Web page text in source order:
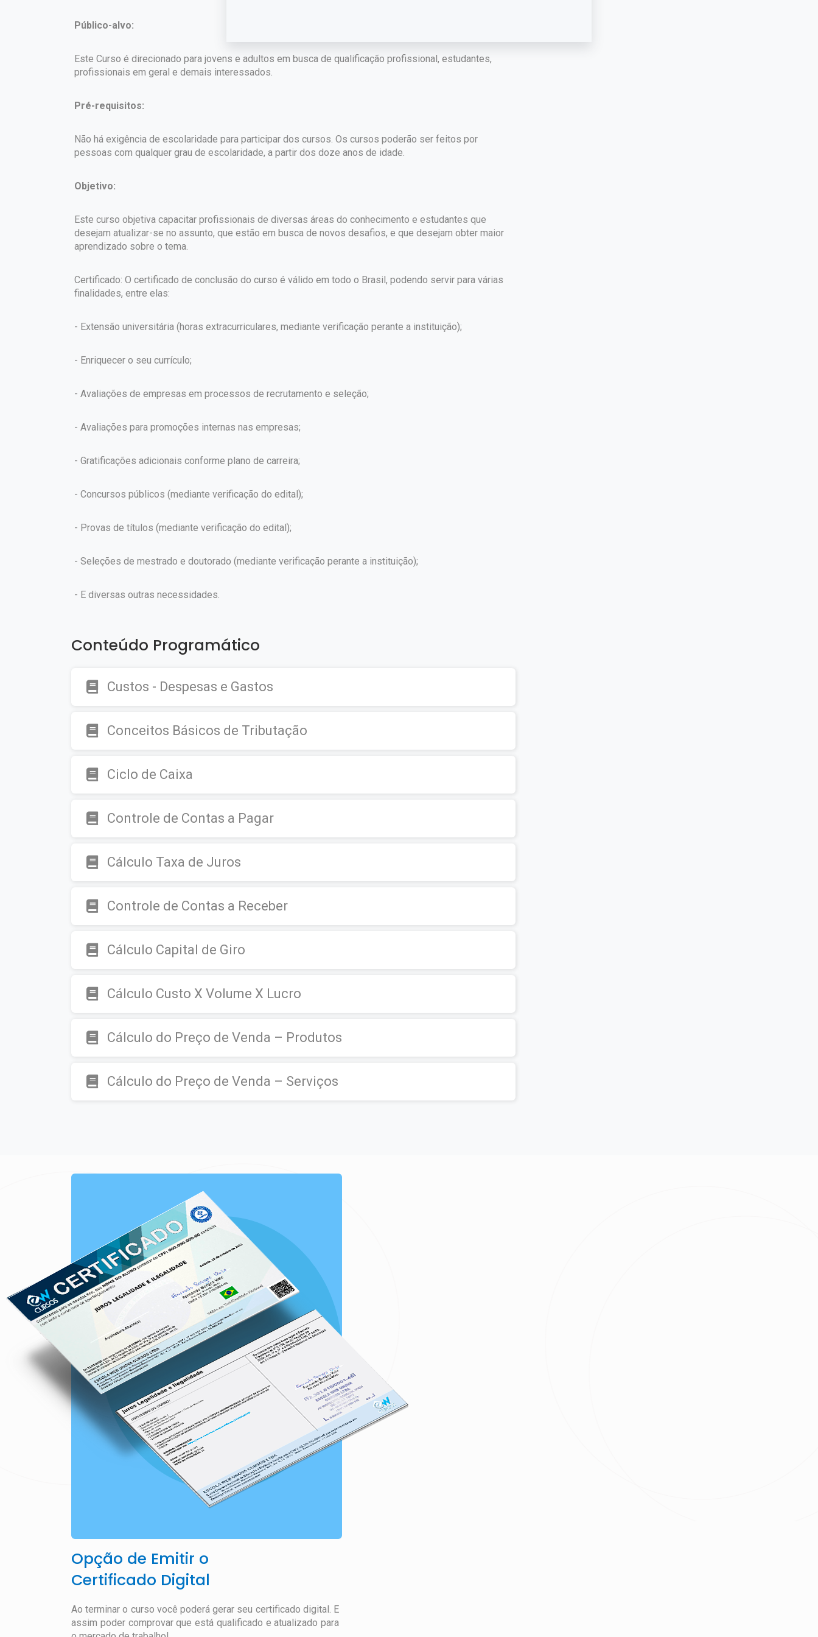
Público-alvo:
Este Curso é direcionado para jovens e adultos em busca de qualificação profissional, estudantes,
profissionais em geral e demais interessados.
Pré-requisitos:
Não há exigência de escolaridade para participar dos cursos. Os cursos poderão ser feitos por
pessoas com qualquer grau de escolaridade, a partir dos doze anos de idade.
Objetivo:
Este curso objetiva capacitar profissionais de diversas áreas do conhecimento e estudantes que
desejam atualizar-se no assunto, que estão em busca de novos desafios, e que desejam obter maior
aprendizado sobre o tema.
Certificado: O certificado de conclusão do curso é válido em todo o Brasil, podendo servir para várias
finalidades, entre elas:
- Extensão universitária (horas extracurriculares, mediante verificação perante a instituição);
- Enriquecer o seu currículo;
- Avaliações de empresas em processos de recrutamento e seleção;
- Avaliações para promoções internas nas empresas;
- Gratificações adicionais conforme plano de carreira;
- Concursos públicos (mediante verificação do edital);
- Provas de títulos (mediante verificação do edital);
- Seleções de mestrado e doutorado (mediante verificação perante a instituição);
- E diversas outras necessidades.
Conteúdo Programático
Custos - Despesas e Gastos
Conceitos Básicos de Tributação
Ciclo de Caixa
Controle de Contas a Pagar
Cálculo Taxa de Juros
Controle de Contas a Receber
Cálculo Capital de Giro
Cálculo Custo X Volume X Lucro
Cálculo do Preço de Venda – Produtos
Cálculo do Preço de Venda – Serviços
Opção de Emitir o
Certificado Digital
Ao terminar o curso você poderá gerar seu certificado digital. E
assim poder comprovar que está qualificado e atualizado para